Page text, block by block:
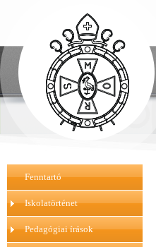
Fenntartó
Iskolatörténet
Pedagógiai írások